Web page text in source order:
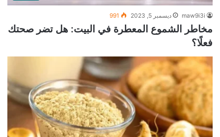
maw9i3i ديسمبر 5, 2023 991
مخاطر الشموع المعطرة في البيت: هل تضر صحتك
فعلًا؟